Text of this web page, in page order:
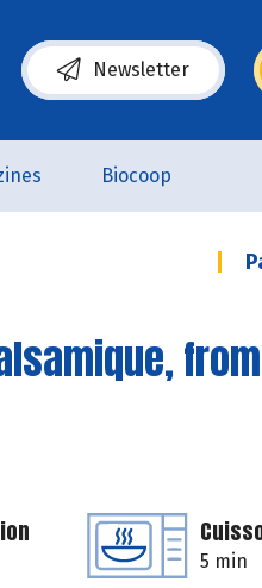
Newsletter
(s’ouvre dans une
Biocoop
5 min